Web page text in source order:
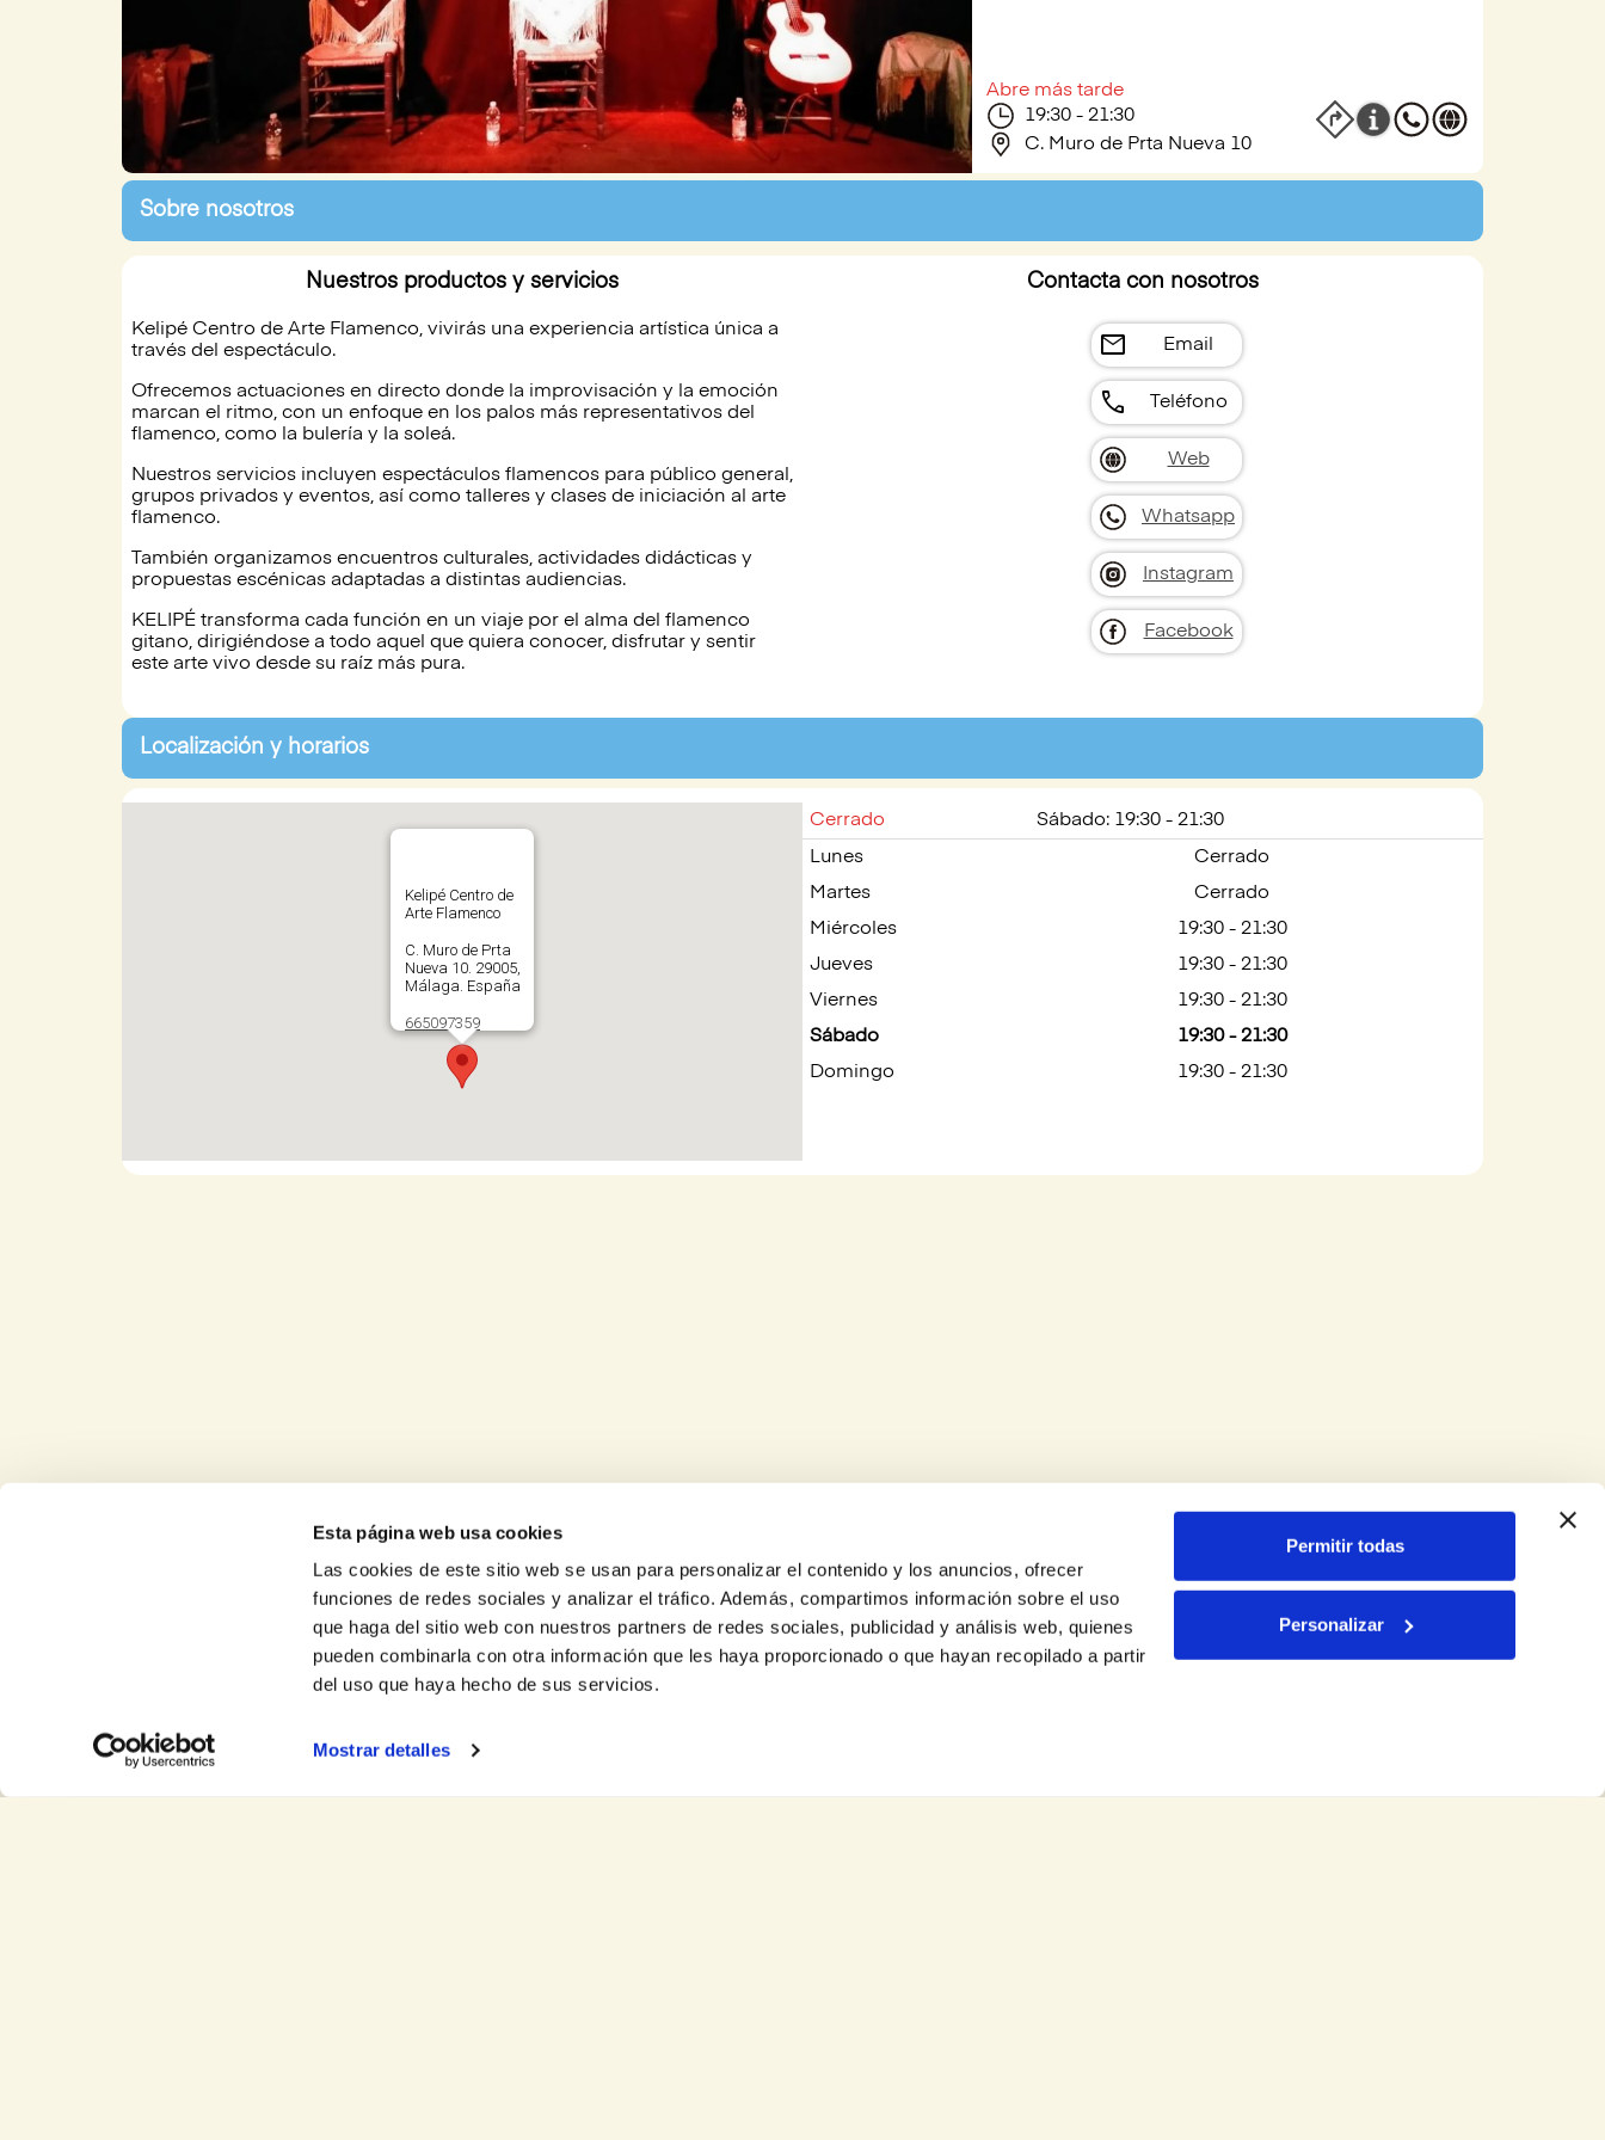
Esta página web usa cookies
Las cookies de este sitio web se usan para personalizar el contenido y los anuncios, ofrecer
funciones de redes sociales y analizar el tráfico. Además, compartimos información sobre el uso
que haga del sitio web con nuestros partners de redes sociales, publicidad y análisis web, quienes
pueden combinarla con otra información que les haya proporcionado o que hayan recopilado a partir
del uso que haya hecho de sus servicios.
Mostrar detalles
Permitir todas
Personalizar
Abre más tarde
19:30 - 21:30
C. Muro de Prta Nueva 10
Sobre nosotros
Nuestros productos y servicios
Kelipé Centro de Arte Flamenco, vivirás una experiencia artística única a
través del espectáculo.
Ofrecemos actuaciones en directo donde la improvisación y la emoción
marcan el ritmo, con un enfoque en los palos más representativos del
flamenco, como la bulería y la soleá.
Nuestros servicios incluyen espectáculos flamencos para público general,
grupos privados y eventos, así como talleres y clases de iniciación al arte
flamenco.
También organizamos encuentros culturales, actividades didácticas y
propuestas escénicas adaptadas a distintas audiencias.
KELIPÉ transforma cada función en un viaje por el alma del flamenco
gitano, dirigiéndose a todo aquel que quiera conocer, disfrutar y sentir
este arte vivo desde su raíz más pura.
Contacta con nosotros
mail Email
call Teléfono
Web
Whatsapp
Instagram
Facebook
Localización y horarios
Kelipé Centro de
Arte Flamenco
C. Muro de Prta
Nueva 10. 29005,
Málaga. España
665097359
Abrir en Google
Cerrado
Sábado: 19:30 - 21:30
Lunes
Cerrado
Martes
Cerrado
Miércoles
19:30 - 21:30
Jueves
19:30 - 21:30
Viernes
19:30 - 21:30
Sábado
19:30 - 21:30
Domingo
19:30 - 21:30